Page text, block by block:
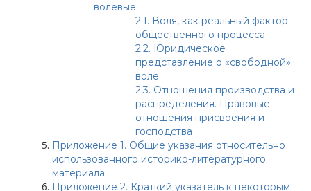
волевые
2.1. Воля, как реальный фактор
общественного процесса
2.2. Юридическое
представление о «свободной»
воле
2.3. Отношения производства и
распределения. Правовые
отношения присвоения и
господства
Приложение 1. Общие указания относительно
использованного историко-литературного
материала
Приложение 2. Краткий указатель к некоторым